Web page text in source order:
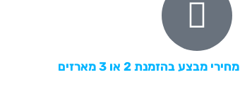
מחירי מבצע בהזמנת 2 או 3 מארזים